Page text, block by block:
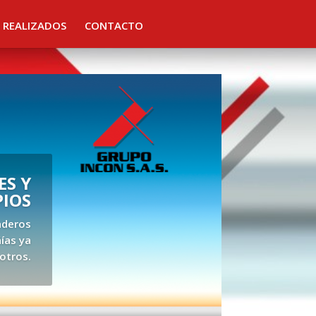
REALIZADOS CONTACTO
Y
ya